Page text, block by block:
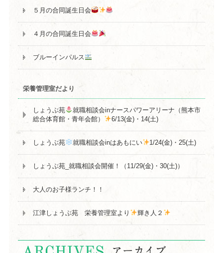
５月の合同誕生日会
４月の合同誕生日会
ブルーインパルス
栄養管理室だより
しょうぶ苑
就職相談会inナースパワーアリーナ（熊本市
総合体育館・青年会館）
6/13(金)・14(土)
しょうぶ苑 就職相談会inはあもにい 1/24(金)・25(土)
しょうぶ苑_就職相談会開催！（11/29(金)・30(土)）
大人のお子様ランチ！！
江津しょうぶ苑 栄養管理室より 輝き人２